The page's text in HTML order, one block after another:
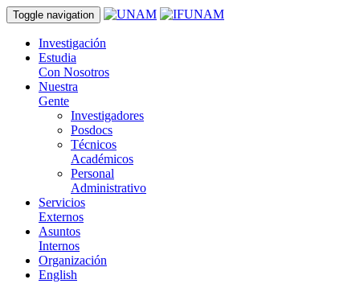
Toggle navigation
Investigación
Estudia
Con Nosotros
Nuestra
Gente
Investigadores
Posdocs
Técnicos
Académicos
Personal
Administrativo
Servicios
Externos
Asuntos
Internos
Organización
English